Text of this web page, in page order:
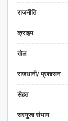
राजनीति
क्राइम
खेल
राजधानी/ प्रशासन
सेहत
सरगुजा संभाग